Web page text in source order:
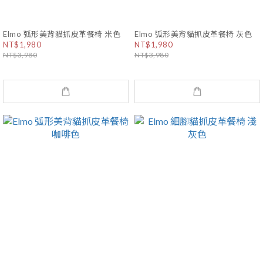
Elmo 弧形美背貓抓皮革餐椅 米色
NT$1,980
NT$3,980
Elmo 弧形美背貓抓皮革餐椅 灰色
NT$1,980
NT$3,980